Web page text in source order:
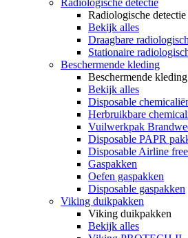
Radiologische detectie
Radiologische detectie
Bekijk alles
Draagbare
Stationaire
Beschermende kleding
Beschermende kleding
Bekijk alles
Disposable
Herbruikbare
Vuilwerkpak
Disposable PAPR
Disposable Airline
Gaspakken
Oefen gaspakken
Disposable gaspakken
Viking duikpakken
Viking duikpakken
Bekijk alles